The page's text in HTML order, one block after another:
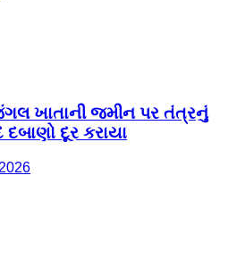
ખાતાની જમીન પર તંત્રનું